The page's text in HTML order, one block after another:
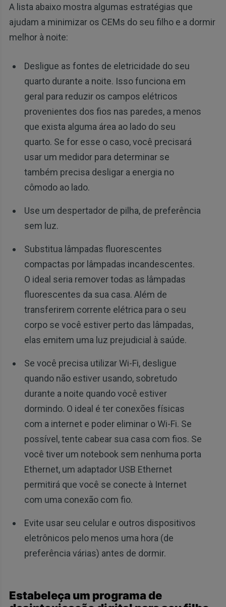
A lista abaixo mostra algumas estratégias que
ajudam a minimizar os CEMs do seu filho e a dormir
melhor à noite:
Desligue as fontes de eletricidade do seu
quarto durante a noite. Isso funciona em
geral para reduzir os campos elétricos
provenientes dos fios nas paredes, a menos
que exista alguma área ao lado do seu
quarto. Se for esse o caso, você precisará
usar um medidor para determinar se
também precisa desligar a energia no
cômodo ao lado.
Use um despertador de pilha, de preferência
sem luz.
Substitua lâmpadas fluorescentes
compactas por lâmpadas incandescentes.
O ideal seria remover todas as lâmpadas
fluorescentes da sua casa. Além de
transferirem corrente elétrica para o seu
corpo se você estiver perto das lâmpadas,
elas emitem uma luz prejudicial à saúde.
Se você precisa utilizar Wi-Fi, desligue
quando não estiver usando, sobretudo
durante a noite quando você estiver
dormindo. O ideal é ter conexões físicas
com a internet e poder eliminar o Wi-Fi. Se
possível, tente cabear sua casa com fios. Se
você tiver um notebook sem nenhuma porta
Ethernet, um adaptador USB Ethernet
permitirá que você se conecte à Internet
com uma conexão com fio.
Evite usar seu celular e outros dispositivos
eletrônicos pelo menos uma hora (de
preferência várias) antes de dormir.
Estabeleça um programa de